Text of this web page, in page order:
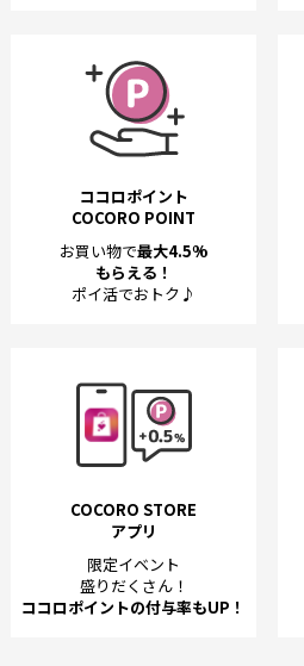
ココロポイント
COCORO POINT
お買い物で最大4.5%
もらえる！
ポイ活でおトク♪
COCORO STORE
アプリ
限定イベント
盛りだくさん！
ココロポイントの付与率もUP！